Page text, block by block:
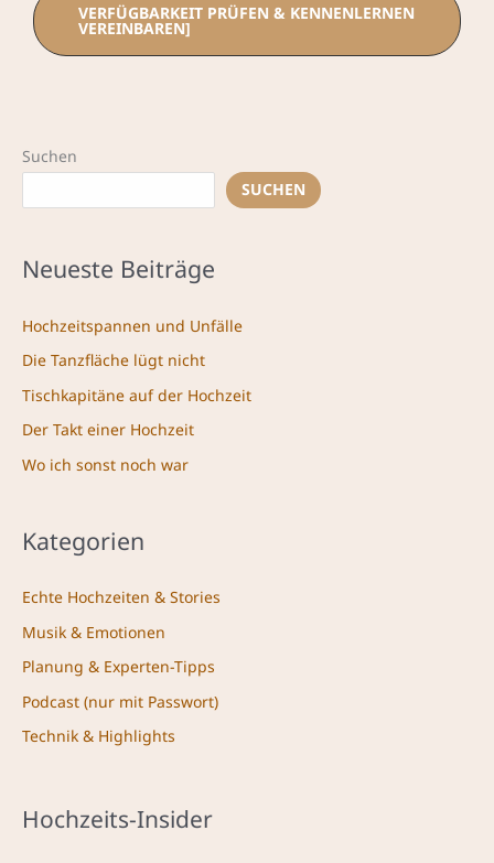
VERFÜGBARKEIT PRÜFEN & KENNENLERNEN
VEREINBAREN]
Suchen
SUCHEN
Neueste Beiträge
Hochzeitspannen und Unfälle
Die Tanzfläche lügt nicht
Tischkapitäne auf der Hochzeit
Der Takt einer Hochzeit
Wo ich sonst noch war
Kategorien
Echte Hochzeiten & Stories
Musik & Emotionen
Planung & Experten-Tipps
Podcast (nur mit Passwort)
Technik & Highlights
Hochzeits-Insider